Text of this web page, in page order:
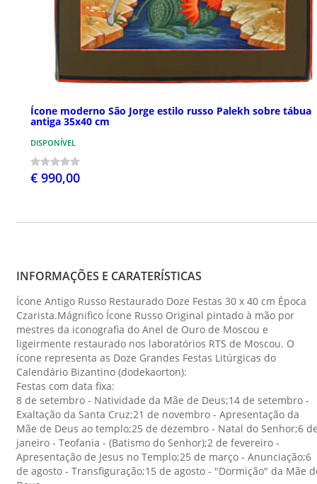
Ícone moderno São Jorge estilo russo Palekh sobre tábua
antiga 35x40 cm
DISPONÍVEL
€ 990,00
INFORMAÇÕES E CARATERÍSTICAS
Ícone Antigo Russo Restaurado Doze Festas 30 x 40 cm Época
Czarista.Mágnifico Ícone Russo Original pintado à mão por
mestres da iconografia do Anel de Ouro de Moscou e
ligeirmente restaurado nos laboratórios RTS de Moscou. O
ícone representa as Doze Grandes Festas Litúrgicas do
Calendário Bizantino (dodekaorton):
Festas com data fixa:
8 de setembro - Natividade da Mãe de Deus;14 de setembro -
Exaltação da Santa Cruz;21 de novembro - Apresentação da
Mãe de Deus ao templo;25 de dezembro - Natal do Senhor;6
janeiro - Teofania - (Batismo do Senhor);2 de fevereiro -
Apresentação de Jesus no Templo;25 de março - Anunciação;6
de agosto - Transfiguração;15 de agosto - "Dormição" da Mãe